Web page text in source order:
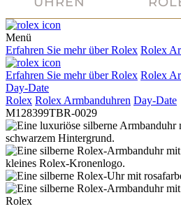
Menü
Erfahren Sie mehr überRolex Rolex
Erfahren Sie mehr überRolex Rolex
Day-Date
Rolex Rolex Armbanduhren Day-Date
M128399TBR-0029
Rolex